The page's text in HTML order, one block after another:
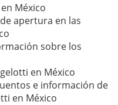
México
apertura en las
sobre los
en México
e información de
en México